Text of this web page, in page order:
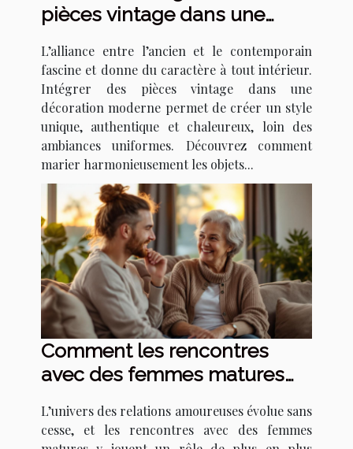
pièces vintage dans une
L’alliance entre l’ancien et le contemporain
fascine et donne du caractère à tout intérieur.
Intégrer des pièces vintage dans une
décoration moderne permet de créer un style
unique, authentique et chaleureux, loin des
ambiances uniformes. Découvrez comment
marier harmonieusement les objets...
Comment les rencontres
avec des femmes matures
amoureuses ?
L’univers des relations amoureuses évolue sans
cesse, et les rencontres avec des femmes